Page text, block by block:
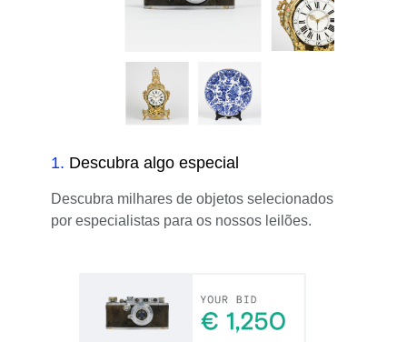
1. Descubra algo especial
Descubra milhares de objetos selecionados
por especialistas para os nossos leilões.